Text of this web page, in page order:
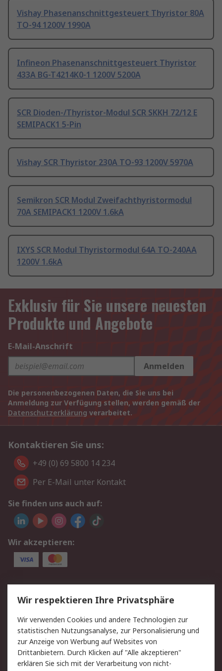
Vishay Phasenanschnittgesteuert Thyristor 80A
TO-94 1200V 1990A
Infineon Phasenanschnittgesteuert Thyristor
433A BG-T4214K0-1 1200V 5200A
SCR Dioden-/Thyristor-Modul SCR SKKH 72/12 E
SEMIPACK1 5-Pin
Vishay SCR Thyristor 230A TO-93 1200V 5970A
Semikron SCR Modul Zweifachthyristormodul
70A SEMIPACK1 1200V 1.6kA
IXYS SCR Modul Thyristormodul 64A TO-240AA
1200V 1.6kA
Exklusiv für Sie unsere neuesten
Produkte und Angebote
E-Mail-Anschrift
Anmelden
Die personenbezogenen Daten, die Sie uns bei
Anmeldung zur Verfügung stellen, werden gemäß der
Datenschutzerklärung verarbeitet.
Kontaktieren Sie uns:
+49 (0) 69 5800 14 234
Per E-Mail unter Kontakt
Sie finden uns auch auf:
Wir akzeptieren:
Service
Value Added Services
Lieferlösungen
Rücksendungen
Kontakt
Hilfe
Privatkunden
Rechtliches
Wir respektieren Ihre Privatsphäre
Wir verwenden Cookies und andere Technologien zur
statistischen Nutzungsanalyse, zur Personalisierung und
zur Anzeige von Werbung auf Websites von
Drittanbietern. Durch Klicken auf "Alle akzeptieren"
erklären Sie sich mit der Verarbeitung von nicht-